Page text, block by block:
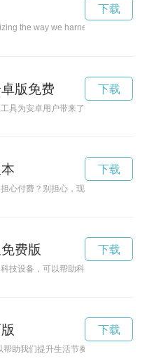
the way we harness energy,
下载
版免费
具为安卓用户带来了全新的下载体
下载
心付费？别担心，现在有西柚加速
下载
费版
技设备，可以帮助科学家们在研究
下载
助我们提升生活节奏，加速实现目
下载